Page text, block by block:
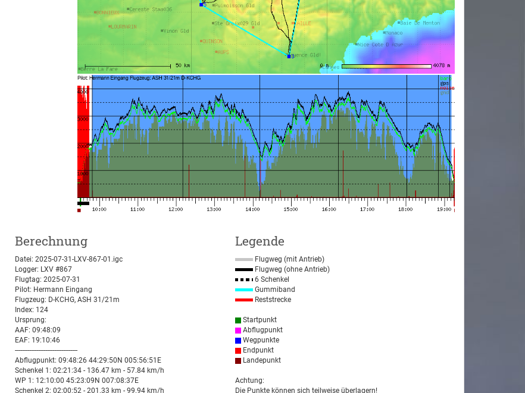
Berechnung
Datei: 2025-07-31-LXV-867-01.igc
Logger: LXV #867
Flugtag: 2025-07-31
Pilot: Hermann Eingang
Flugzeug: D-KCHG, ASH 31/21m
Index: 124
Ursprung:
AAF: 09:48:09
EAF: 19:10:46
-----------------------------------
Abflugpunkt: 09:48:26 44:29:50N 005:56:51E
Schenkel 1: 02:21:34 - 136.47 km - 57.84 km/h
WP 1: 12:10:00 45:23:09N 007:08:37E
Schenkel 2: 02:00:52 - 201.33 km - 99.94 km/h
Legende
Flugweg (mit Antrieb)
Flugweg (ohne Antrieb)
6 Schenkel
Gummiband
Reststrecke
Startpunkt
Abflugpunkt
Wegpunkte
Endpunkt
Landepunkt
Achtung:
Die Punkte können sich teilweise überlagern!